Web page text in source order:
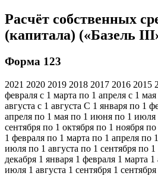
Расчёт собственных
(капитала) («Базель
Форма 123
2021 2020 2019 2018 2017 2016 2015
февраля с 1 марта по 1 апреля с 1
августа с 1 августа С 1 января по 1
апреля по 1 мая по 1 июня по 1 июля
сентября по 1 октября по 1 ноября
1 февраля по 1 марта по 1 апреля по
июля по 1 августа по 1 сентября по 1
декабря 1 января 1 февраля 1 марта
июля 1 августа 1 сентября 1